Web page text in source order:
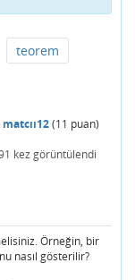
teorem
matcıı12(11 puan)
kez görüntülendi
Örneğin, bir
nasıl gösterilir?